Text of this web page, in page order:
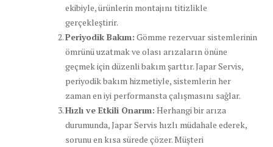
ekibiyle, ürünlerin montajını titizlikle
gerçekleştirir.
Periyodik Bakım: Gömme rezervuar sistemlerinin
ömrünü uzatmak ve olası arızaların önüne
geçmek için düzenli bakım şarttır. Japar Servis,
periyodik bakım hizmetiyle, sistemlerin her
zaman en iyi performansta çalışmasını sağlar.
Hızlı ve Etkili Onarım: Herhangi bir arıza
durumunda, Japar Servis hızlı müdahale ederek,
sorunu en kısa sürede çözer. Müşteri